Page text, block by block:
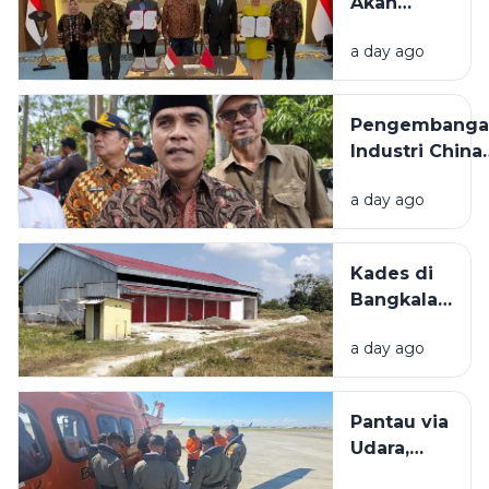
Lagu
HUT RI ke-
81
Pabrik
Industri
Karya di
Madura
a day ago
Industri China
Dilaksanakan
Bangkalan,
Menyerap
Ribuan
a day ago
Kades di
Bangkalan
KDMP
Dibangun
Sawah: Itu
Dekat SD
a day ago
Pantau via
Udara,